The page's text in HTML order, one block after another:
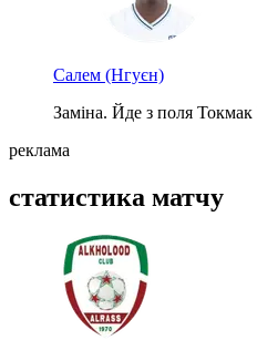
Салем (Нгуєн)
Заміна. Йде з поля
реклама
статистика матчу